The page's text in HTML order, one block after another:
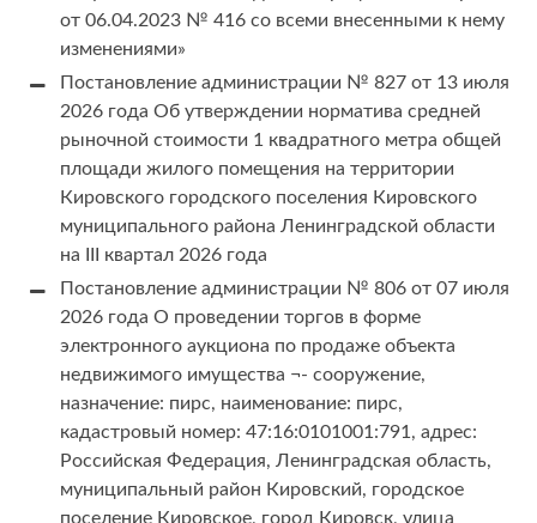
от 06.04.2023 № 416 со всеми внесенными к нему
изменениями»
Постановление администрации № 827 от 13 июля
2026 года Об утверждении норматива средней
рыночной стоимости 1 квадратного метра общей
площади жилого помещения на территории
Кировского городского поселения Кировского
муниципального района Ленинградской области
на III квартал 2026 года
Постановление администрации № 806 от 07 июля
2026 года О проведении торгов в форме
электронного аукциона по продаже объекта
недвижимого имущества ¬- сооружение,
назначение: пирс, наименование: пирс,
кадастровый номер: 47:16:0101001:791, адрес:
Российская Федерация, Ленинградская область,
муниципальный район Кировский, городское
поселение Кировское, город Кировск, улица